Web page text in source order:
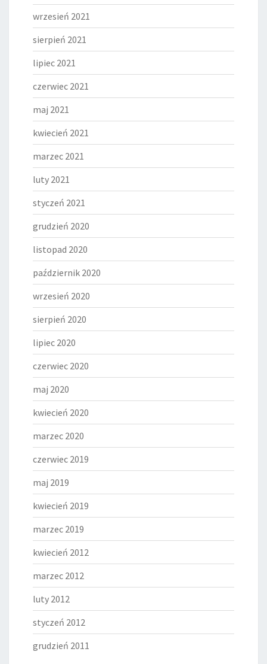
wrzesień 2021
sierpień 2021
lipiec 2021
czerwiec 2021
maj 2021
kwiecień 2021
marzec 2021
luty 2021
styczeń 2021
grudzień 2020
listopad 2020
październik 2020
wrzesień 2020
sierpień 2020
lipiec 2020
czerwiec 2020
maj 2020
kwiecień 2020
marzec 2020
czerwiec 2019
maj 2019
kwiecień 2019
marzec 2019
kwiecień 2012
marzec 2012
luty 2012
styczeń 2012
grudzień 2011